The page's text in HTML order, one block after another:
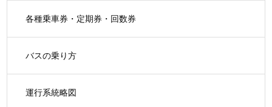
各種乗車券・定期券・回数券
バスの乗り方
運行系統略図